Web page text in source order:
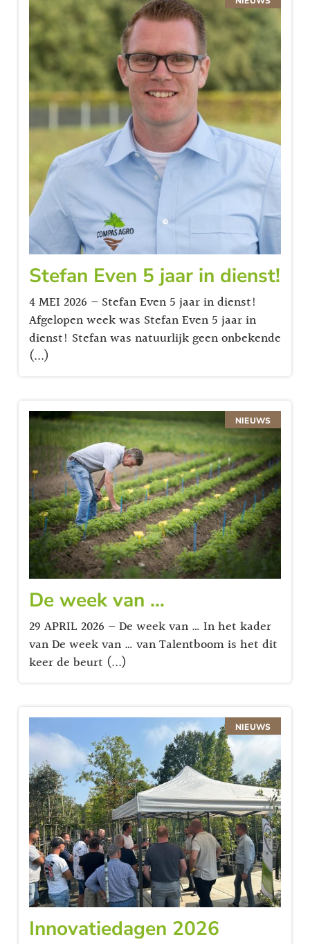
Stefan Even 5 jaar in dienst!
4 MEI 2026 – Stefan Even 5 jaar in dienst!
Afgelopen week was Stefan Even 5 jaar in
dienst! Stefan was natuurlijk geen onbekende
(...)
NIEUWS
De week van …
29 APRIL 2026 – De week van … In het kader
van De week van … van Talentboom is het dit
keer de beurt (...)
NIEUWS
Innovatiedagen 2026